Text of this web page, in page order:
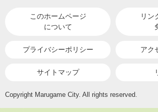
このホームページ
について
リン
プライバシーポリシー アク
サイトマップ
Copyright Marugame City. All rights reserved.